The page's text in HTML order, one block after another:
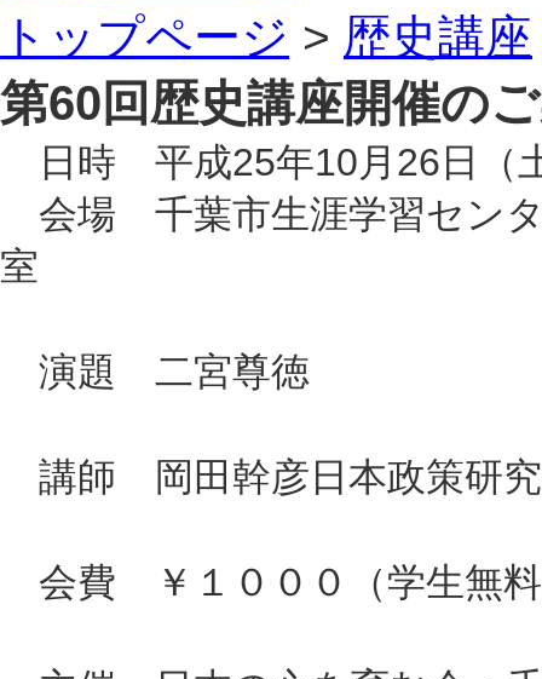
トップページ > 歴史講座
第60回歴史講座開催の
日時 平成25年10月26日（
会場 千葉市生涯学習セン
室
演題 二宮尊徳
講師 岡田幹彦日本政策研究
会費 ￥１０００（学生無